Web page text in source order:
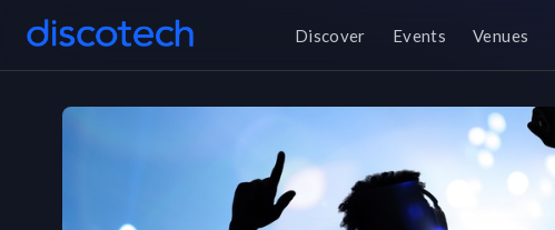
Discover Events Venues